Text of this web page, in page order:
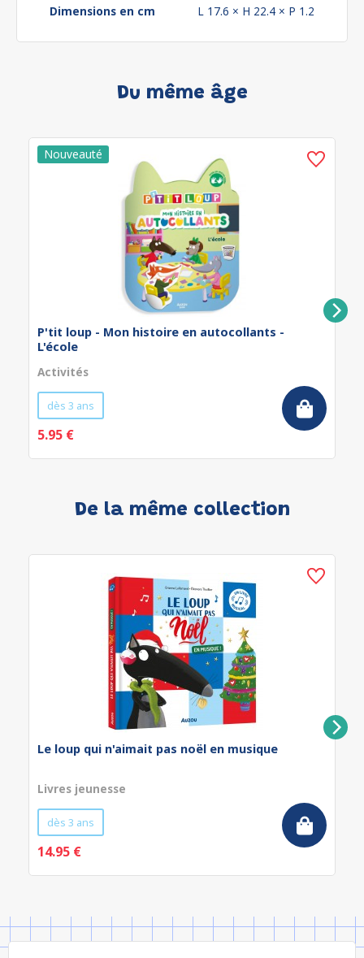
Dimensions en cm
L 17.6 × H 22.4 × P 1.2
Du même âge
P'tit loup - Mon histoire en autocollants -
L'école
Activités
dès 3 ans
5.95 €
De la même collection
Le loup qui n'aimait pas noël en musique
Livres jeunesse
dès 3 ans
14.95 €